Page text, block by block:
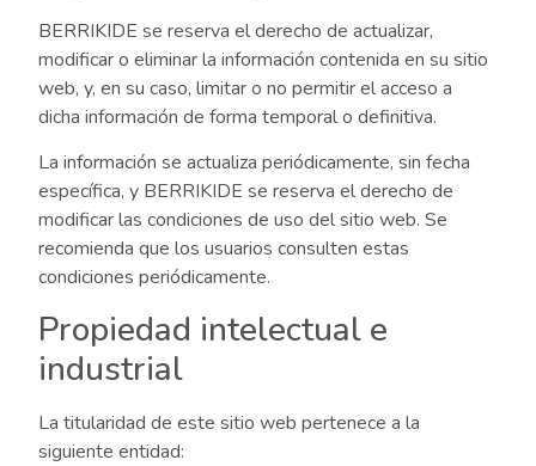
BERRIKIDE se reserva el derecho de actualizar,
modificar o eliminar la información contenida en su sitio
web, y, en su caso, limitar o no permitir el acceso a
dicha información de forma temporal o definitiva.
La información se actualiza periódicamente, sin fecha
específica, y BERRIKIDE se reserva el derecho de
modificar las condiciones de uso del sitio web. Se
recomienda que los usuarios consulten estas
condiciones periódicamente.
Propiedad intelectual e
industrial
La titularidad de este sitio web pertenece a la
siguiente entidad: